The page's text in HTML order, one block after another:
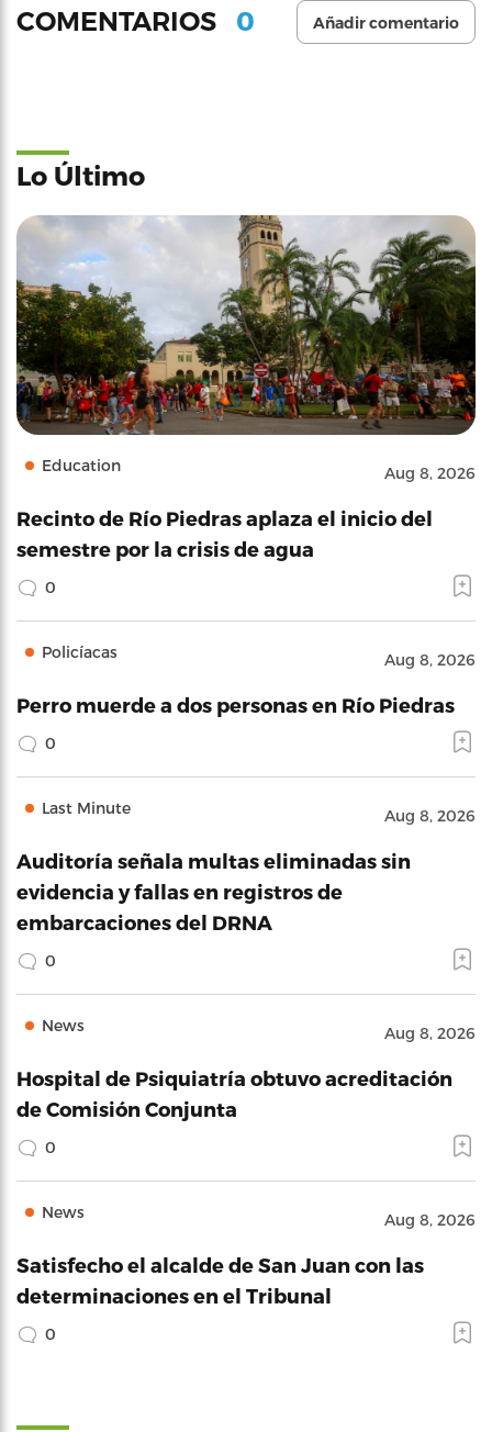
COMENTARIOS 0 Añadir comentario
Lo Último
Education Aug 8, 2026
Recinto de Río Piedras aplaza el inicio del
semestre por la crisis de agua
0
Policíacas Aug 8, 2026
Perro muerde a dos personas en Río Piedras
0
Last Minute Aug 8, 2026
Auditoría señala multas eliminadas sin
evidencia y fallas en registros de
embarcaciones del DRNA
0
News Aug 8, 2026
Hospital de Psiquiatría obtuvo acreditación
de Comisión Conjunta
0
News Aug 8, 2026
Satisfecho el alcalde de San Juan con las
determinaciones en el Tribunal
0